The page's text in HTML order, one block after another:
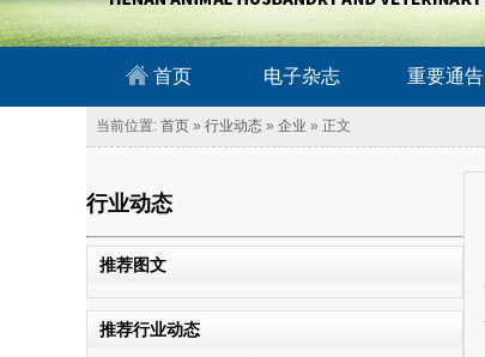
首页 电子杂志 重要通告
当前位置: 首页 » 行业动态 » 企业 » 正文
行业动态
推荐图文
推荐行业动态